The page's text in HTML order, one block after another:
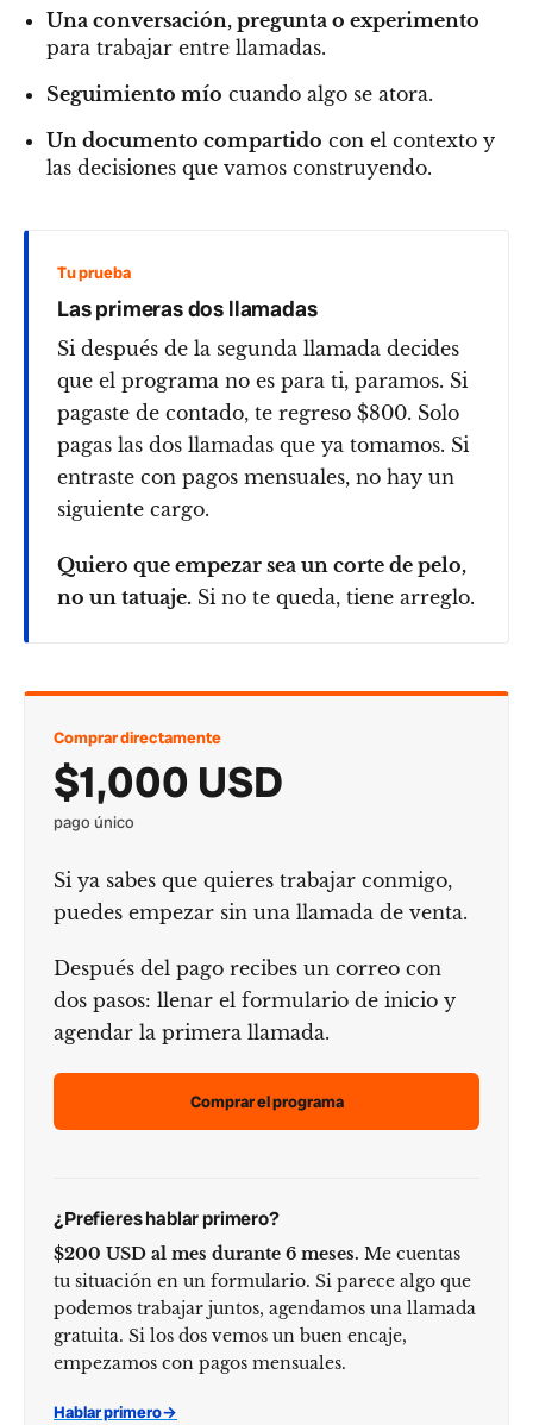
Una conversación, pregunta o experimento
para trabajar entre llamadas.
Seguimiento mío cuando algo se atora.
Un documento compartido con el contexto y
las decisiones que vamos construyendo.
Tu prueba
Las primeras dos llamadas
Si después de la segunda llamada decides
que el programa no es para ti, paramos. Si
pagaste de contado, te regreso $800. Solo
pagas las dos llamadas que ya tomamos. Si
entraste con pagos mensuales, no hay un
siguiente cargo.
Quiero que empezar sea un corte de pelo,
no un tatuaje. Si no te queda, tiene arreglo.
Comprar directamente
$1,000 USD
pago único
Si ya sabes que quieres trabajar conmigo,
puedes empezar sin una llamada de venta.
Después del pago recibes un correo con
dos pasos: llenar el formulario de inicio y
agendar la primera llamada.
Comprar el programa
¿Prefieres hablar primero?
$200 USD al mes durante 6 meses. Me cuentas
tu situación en un formulario. Si parece algo que
podemos trabajar juntos, agendamos una llamada
gratuita. Si los dos vemos un buen encaje,
empezamos con pagos mensuales.
Hablar primero→